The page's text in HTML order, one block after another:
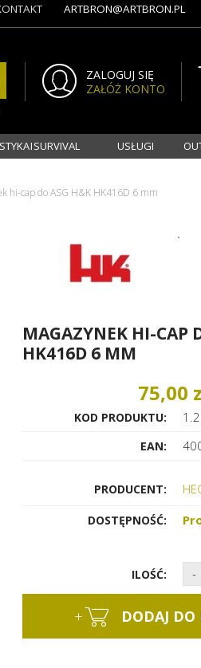
ZALOGUJ SIĘ
ZAŁÓŻ KONTO
ARTBRON@ARTBRON.PL
I SURVIVAL USŁUGI
hi-cap do ASG H&K HK416D 6 mm
MAGAZYNEK HI-CAP
HK416D 6 MM
75,00
KOD PRODUKTU:
EAN:
PRODUCENT:
DOSTĘPNOŚĆ:
ILOŚĆ: -
+ DODAJ DO